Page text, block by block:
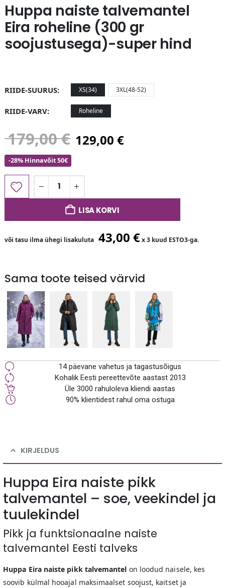
Huppa naiste talvemantel
Eira roheline (300 gr
soojustusega)-super hind
RIIDE-SUURUS XS(34) 3XL(48-52)
RIIDE-VARV Roheline
179,00€ 129,00€
-28% Hinnavõit 50€
LISA KORVI
või tasu ilma ühegi lisakuluta 43,00€x 3 kuud ESTO3-ga.
Sama toote teised värvid
14 päevane vahetus ja tagastusõigus
Kohalik Eesti pereettevõte aastast 2013
Üle 3000 rahuloleva kliendi aastas
90% klientidest rahul oma ostuga
KIRJELDUS
Huppa Eira naiste pikk
talvemantel – soe, veekindel ja
tuulekindel
Pikk ja funktsionaalne naiste
talvemantel Eesti talveks
Huppa Eira naiste pikk talvemantel on loodud naisele, kes
soovib külmal hooajal maksimaalset soojust, kaitset ja